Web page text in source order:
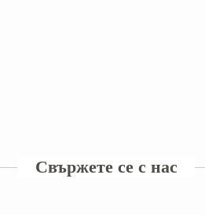
Свържете се с нас